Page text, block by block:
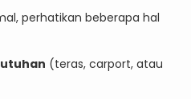
perhatikan beberapa hal
(teras, carport, atau